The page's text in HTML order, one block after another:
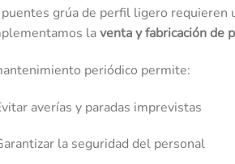
grúa de perfil ligero requieren
laventa y fabricación de
periódico permite:
averías y paradas imprevistas
la seguridad del personal